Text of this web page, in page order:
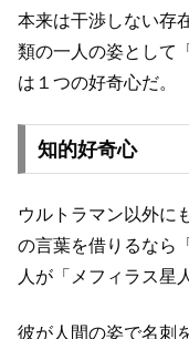
本来は干渉しない存
類の一人の姿として
は１つの好奇心だ。
知的好奇心
ウルトラマン以外に
の言葉を借りるなら
人が「メフィラス星
彼が人間の姿で名刺